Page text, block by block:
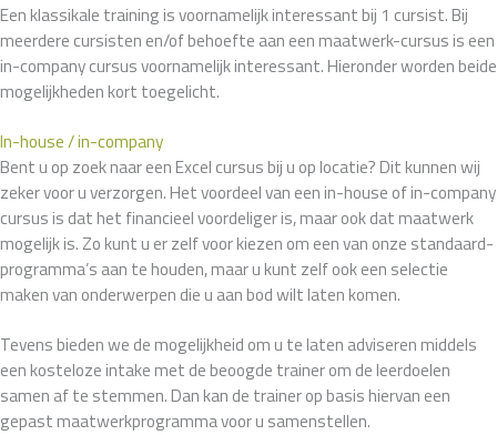
Een klassikale training is voornamelijk interessant bij 1 cursist. Bij
meerdere cursisten en/of behoefte aan een maatwerk-cursus is een
in-company cursus voornamelijk interessant. Hieronder worden beide
mogelijkheden kort toegelicht.
In-house / in-company
Bent u op zoek naar een Excel cursus bij u op locatie? Dit kunnen wij
zeker voor u verzorgen. Het voordeel van een in-house of in-company
cursus is dat het financieel voordeliger is, maar ook dat maatwerk
mogelijk is. Zo kunt u er zelf voor kiezen om een van onze standaard-
programma’s aan te houden, maar u kunt zelf ook een selectie
maken van onderwerpen die u aan bod wilt laten komen.
Tevens bieden we de mogelijkheid om u te laten adviseren middels
een kosteloze intake met de beoogde trainer om de leerdoelen
samen af te stemmen. Dan kan de trainer op basis hiervan een
gepast maatwerkprogramma voor u samenstellen.